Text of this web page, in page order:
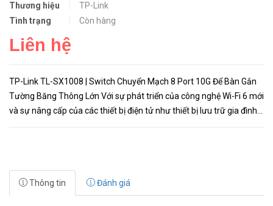
Thương hiệu
TP-Link
Tình trạng
Còn hàng
Liên hệ
TP-Link TL-SX1008 | Switch Chuyển Mạch 8 Port 10G Để Bàn Gắn
Tường Băng Thông Lớn Với sự phát triển của công nghệ Wi-Fi 6 mới
và sự nâng cấp của các thiết bị điện tử như thiết bị lưu trữ gia đình
Thông tin Đánh giá